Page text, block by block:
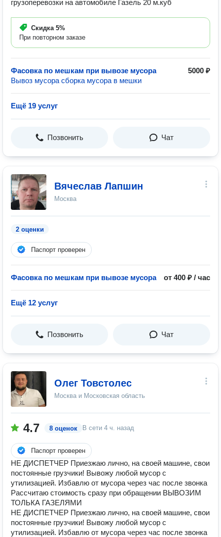
грузоперевозки на автомобиле Газель 20 м.куб
Скидка 5%
При повторном заказе
Фасовка по мешкам при вывозе мусора
5000 ₽
Вывоз мусора сборка мусора в мешки
Ещё 19 услуг
Позвонить Чат
Вячеслав Лапшин
Москва
2 оценки
Паспорт проверен
Фасовка по мешкам при вывозе мусора от 400 ₽ / час
Ещё 12 услуг
Позвонить Чат
Олег Товстолес
Москва и Московская область
4.7 8 оценок В сети 4 ч. назад
Паспорт проверен
НЕ ДИСПЕТЧЕР Приезжаю лично, на своей машине, свои
постоянные грузчики! Вывожу любой мусор с
утилизацией. Избавлю от мусора через час после звонка
Рассчитаю стоимость сразу при обращении ВЫВОЗИМ
ТОЛЬКА ГАЗЕЛЯМИ
НЕ ДИСПЕТЧЕР Приезжаю лично, на своей машине, свои
постоянные грузчики! Вывожу любой мусор с
утилизацией. Избавлю от мусора через час после звонка